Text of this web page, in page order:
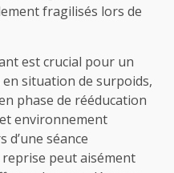
fragilisés lors de
est crucial pour un
situation de surpoids,
phase de rééducation
environnement
d’une séance
peut aisément